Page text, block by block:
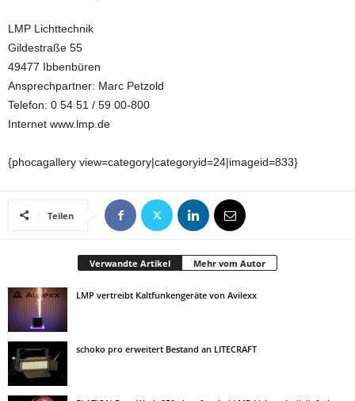
LMP Lichttechnik
Gildestraße 55
49477 Ibbenbüren
Ansprechpartner: Marc Petzold
Telefon: 0 54 51 / 59 00-800
Internet www.lmp.de
{phocagallery view=category|categoryid=24|imageid=833}
Teilen
Verwandte Artikel Mehr vom Autor
LMP vertreibt Kaltfunkengeräte von Avilexx
schoko pro erweitert Bestand an LITECRAFT